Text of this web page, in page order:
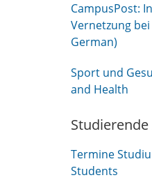
CampusPost:
Vernetzung
German)
Sport und
and Health
Studierende
Termine
Students